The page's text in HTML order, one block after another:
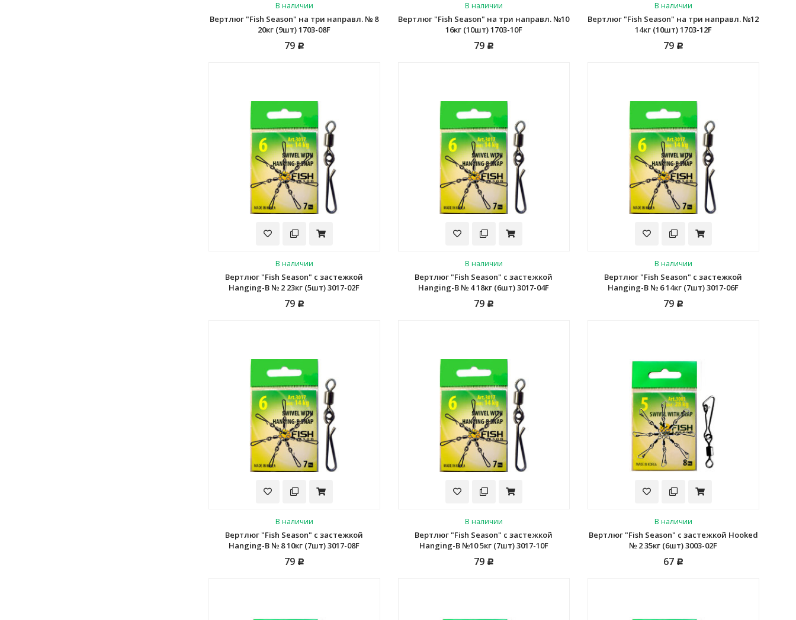
В наличии
Вертлюг "Fish Season" на три направл. № 8
20кг (9шт) 1703-08F
79 Р
В наличии
Вертлюг "Fish Season" на три направл. №10
16кг (10шт) 1703-10F
79 Р
В наличии
Вертлюг "Fish Season" на три направл. №12
14кг (10шт) 1703-12F
79 Р
В наличии
Вертлюг "Fish Season" с застежкой
Hanging-B № 2 23кг (5шт) 3017-02F
79 Р
В наличии
Вертлюг "Fish Season" с застежкой
Hanging-B № 4 18кг (6шт) 3017-04F
79 Р
В наличии
Вертлюг "Fish Season" с застежкой
Hanging-B № 6 14кг (7шт) 3017-06F
79 Р
В наличии
Вертлюг "Fish Season" с застежкой
Hanging-B № 8 10кг (7шт) 3017-08F
79 Р
В наличии
Вертлюг "Fish Season" с застежкой
Hanging-B №10 5кг (7шт) 3017-10F
79 Р
В наличии
Вертлюг "Fish Season" с застежкой Hooked
№ 2 35кг (6шт) 3003-02F
67 Р